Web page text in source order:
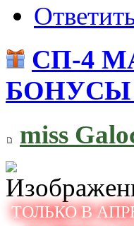
СП-4
БОНУСЫ
miss
ТОЛЬКО В